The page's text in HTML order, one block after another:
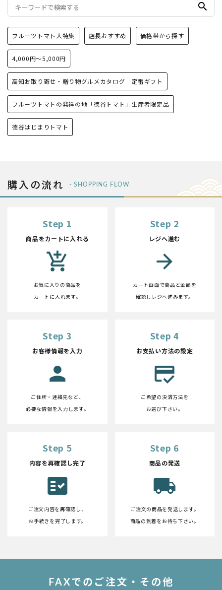
search
フルーツトマト大特集 店長おすすめ 価格帯から探す
4,000円〜5,000円
高知お取り寄せ・贈り物グルメカタログ 定番ギフト
フルーツトマトの発祥の地「徳谷トマト」生産者限定品
徳谷はじまりトマト
購入の流れ - SHOPPING FLOW
Step 1
商品をカートに入れる
add_shopping_cart
お気に入りの商品を
カートに入れます。
Step 2
レジへ進む
arrow_forward
カート画面で商品と金額を
確認しレジへ進みます。
Step 3
お客様情報を入力
person
ご住所・連絡先など、
必要な情報を入力します。
Step 4
お支払い方法の設定
credit_score
ご希望の決済方法を
お選び下さい。
Step 5
内容を再確認し完了
fact_check
ご注文内容を再確認し、
お手続きを完了します。
Step 6
商品の発送
local_shipping
ご注文の商品を発送します。
商品の到着をお待ち下さい。
FAXでのご注文・その他